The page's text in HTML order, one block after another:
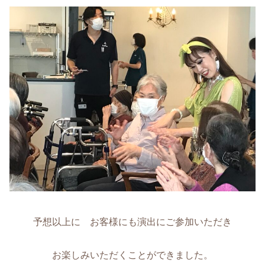
予想以上に お客様にも演出にご参加いただき
お楽しみいただくことができました。